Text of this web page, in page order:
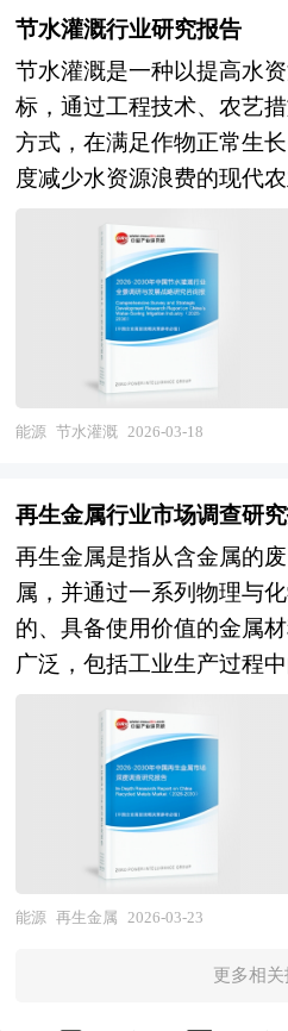
海关总署、重晶石粉相关
网的基础信息，对我国重
状况、市场格局与分布等
密结合项目情况对重晶石
发展前景进行了研判。通
响、资金筹措、盈利能力
业专家研究经验的基础上
益进行科学预测，从而为
的、可靠的项目投资价值
询意见。
建、科技、金融）催生新
率低下、技术落后、环保
或重组。 本研究咨询报告
衔撰写，在大量周密的市
了国家统计局、国家商务
济信息中心、国务院发展
署、全国商业信息中心、
中国行业研究网、全国及
信息以及水务行业研究单
料。报告对我国水务行业
子行业发展变化等进行了
水务行业的发展现状、如
析和趋势预测等等。报告
发展动态，对行业在产品
体解决办法。报告对于水
商、行业管理部门以及拟
重要的参考价值，对于研
学术和实践的双重意义。
研普华针对不同客户需求
方案。针对普通的研究需
独创研究产品和统计分析
标准化数据和比较数据。
我们会针对特定市场专门
围，在项目设计中能够灵
法。此外在长期的实践探
适合于行业专项研究的模
合广泛的信息，加以评估
来的市场营销活动。
页岩气的生成机理兼具生
高温热裂解产生甲烷，并
根、黏土颗粒表面，或以
缝、基质孔隙中，部分还
于沥青或束缚水中，其中
常各占约50%。由于其储
差，传统直井开采效率低
依赖水平钻井与多级水力
过水平井增加与储层的接
液在岩层中制造人工裂缝
率，从而释放被困的天然
量巨大的非常规能源，广
页岩层系中，埋藏深、温
但潜力巨大。随着勘探开
气已成为优化能源结构、
方向，其生产周期长（可
价值高，且在燃烧过程中
咨询报告由中研普华咨询
密的市场调研基础上，主
家商务部、国家发改委、
院发展研究中心、国家海
心、中国经济景气监测中
国及海外多种相关报刊杂
司对页岩气相关企业和科
节水灌溉行业研究报告
节水灌溉是一种以提高水
标，通过工程技术、农艺
方式，在满足作物正常生
度减少水资源浪费的现代
与生产效益”，即用尽可能
能高的农作物产量与综合
水源调配到作物吸收全过
水资源日益紧缺的背景下
关键路径。 节水灌溉的根
溉中输水渗漏、田间蒸发
分布，使水分在作物生长
个涵盖工程节水、农艺节
体系：工程层面通过渠道
滴灌等设施减少输配水损
层面则通过调整种植结构
墒、水肥一体化等手段挖
管理层面则依托土壤墒情
制系统等数字化手段，实
科学灌溉制度。 随着科技
也在不断深化，已从单纯的
水”与“生态友好”的协同目
改善农田小气候、防止土
与碳排放，实现经济效益
能源 节水灌溉 2026-03-18
再生金属行业市场调查研
再生金属是指从含金属的
属，并通过一系列物理与
的、具备使用价值的金属
广泛，包括工业生产过程
具以及日常生活中淘汰的
的生产过程通常包含回收
利用四大环节。在预处理
进行分类、破碎、筛分、
离出目标金属并提高其纯
湿法冶金或电化学等技术
金。 再生金属研究报告对
能源 再生金属 2026-03-23
更多相